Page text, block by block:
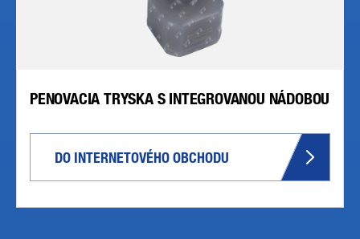
PENOVACIA TRYSKA S INTEGROVANOU NÁDOBOU
DO INTERNETOVÉHO OBCHODU